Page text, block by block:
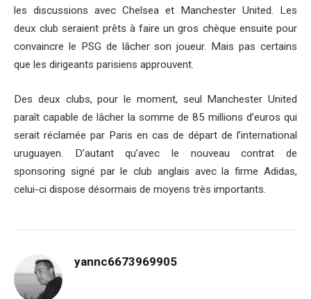
les discussions avec Chelsea et Manchester United. Les
deux club seraient prêts à faire un gros chèque ensuite pour
convaincre le PSG de lâcher son joueur. Mais pas certains
que les dirigeants parisiens approuvent.
Des deux clubs, pour le moment, seul Manchester United
paraît capable de lâcher la somme de 85 millions d’euros qui
serait réclamée par Paris en cas de départ de l’international
uruguayen. D’autant qu’avec le nouveau contrat de
sponsoring signé par le club anglais avec la firme Adidas,
celui-ci dispose désormais de moyens très importants.
yannc6673969905